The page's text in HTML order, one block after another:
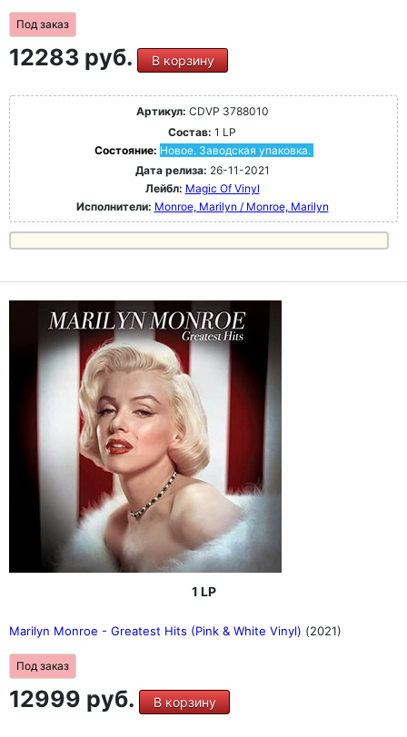
Под заказ
12283 руб. В корзину
Артикул: CDVP 3788010
Состав: 1 LP
Состояние: Новое. Заводская упаковка.
Дата релиза: 26-11-2021
Лейбл: Magic Of Vinyl
Исполнители: Monroe, Marilyn / Monroe, Marilyn
1 LP
Marilyn Monroe - Greatest Hits (Pink & White Vinyl) (2021)
Под заказ
12999 руб. В корзину